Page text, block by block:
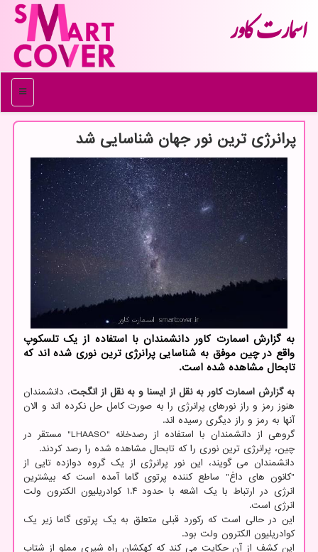
اسمارت كاور
منو
پرانرژی ترین نور جهان شناسایی شد
به گزارش اسمارت کاور دانشمندان با استفاده از یک تلسکوپ
واقع در چین موفق به شناسایی پرانرژی ترین نوری شده اند که
تابحال مشاهده شده است.
به گزارش اسمارت کاور به نقل از ایسنا و به نقل از انگجت، دانشمندان
هنوز رمز و راز نورهای پرانرژی را به صورت کامل حل نکرده اند و الان
آنها به رمز و راز دیگری رسیده اند.
گروهی از دانشمندان با استفاده از رصدخانه "LHAASO" مستقر در
چین، پرانرژی ترین نوری را که تابحال مشاهده شده را رصد کردند.
دانشمندان می گویند، این نور پرانرژی از یک گروه دوازده تایی از
"کانون های داغ" ساطع کننده پرتوی گاما آمده است که بیشترین
انرژی در ارتباط با یک اشعه با حدود ۱.۴ کوادریلیون الکترون ولت
انرژی است.
این در حالی است که رکورد قبلی متعلق به یک پرتوی گاما زیر یک
کوادریلیون الکترون ولت بود.
این کشف از آن حکایت می کند که کهکشان راه شیری مملو از شتاب